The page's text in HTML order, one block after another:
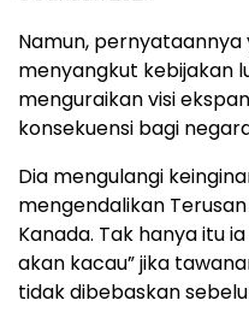
Namun,
menyangkut kebijakan
menguraikan visi
konsekuensi bagi
Dia mengulangi
mengendalikan
Kanada. Tak hanya itu
akan kacau” jika
tidak dibebaskan